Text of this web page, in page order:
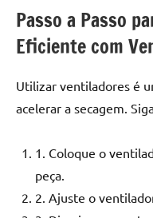
Passo a Passo
Eficiente com
Utilizar ventiladores é
acelerar a secagem.
1. Coloque o
peça.
2. Ajuste o